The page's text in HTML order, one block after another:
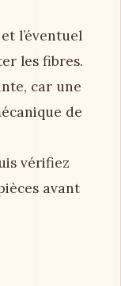
l’éventuel
les fibres.
car une
de
vérifiez
avant